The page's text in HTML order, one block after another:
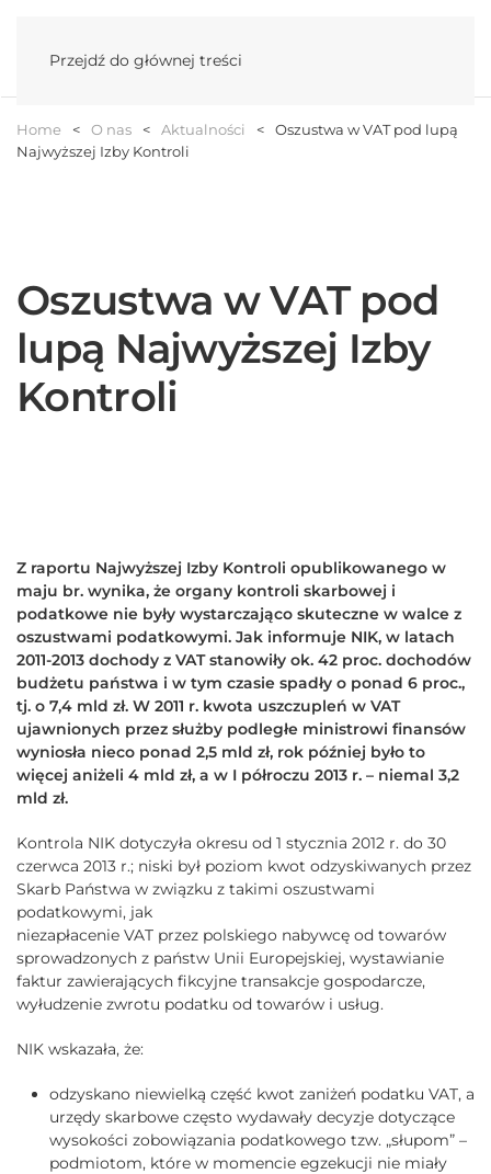
Przejdź do głównej treści
Home O nas Aktualności
Oszustwa w VAT pod lupą
Najwyższej Izby Kontroli
Oszustwa w VAT pod
lupą Najwyższej Izby
Kontroli
Z raportu Najwyższej Izby Kontroli opublikowanego w
maju br. wynika, że organy kontroli skarbowej i
podatkowe nie były wystarczająco skuteczne w walce z
oszustwami podatkowymi. Jak informuje NIK, w latach
2011-2013 dochody z VAT stanowiły ok. 42 proc. dochodów
budżetu państwa i w tym czasie spadły o ponad 6 proc.,
tj. o 7,4 mld zł. W 2011 r. kwota uszczupleń w VAT
ujawnionych przez służby podległe ministrowi finansów
wyniosła nieco ponad 2,5 mld zł, rok później było to
więcej aniżeli 4 mld zł, a w I półroczu 2013 r. – niemal 3,2
mld zł.
Kontrola NIK dotyczyła okresu od 1 stycznia 2012 r. do 30
czerwca 2013 r.; niski był poziom kwot odzyskiwanych przez
Skarb Państwa w związku z takimi oszustwami
podatkowymi, jak
niezapłacenie VAT przez polskiego nabywcę od towarów
sprowadzonych z państw Unii Europejskiej, wystawianie
faktur zawierających fikcyjne transakcje gospodarcze,
wyłudzenie zwrotu podatku od towarów i usług.
NIK wskazała, że:
odzyskano niewielką część kwot zaniżeń podatku VAT, a
urzędy skarbowe często wydawały decyzje dotyczące
wysokości zobowiązania podatkowego tzw. „słupom” –
podmiotom, które w momencie egzekucji nie miały